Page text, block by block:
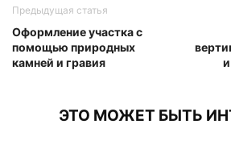
Предыдущая статья
Оформление участка с
помощью природных
камней и гравия
ЭТО МОЖЕТ БЫТЬ